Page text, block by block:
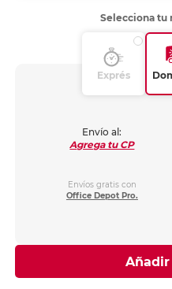
Selecciona tu
Exprés
Envío al:
Agrega tu CP
Envíos gratis con
Office Depot Pro.